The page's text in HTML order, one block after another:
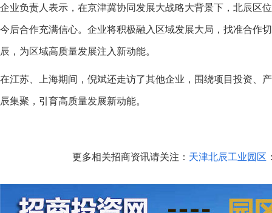
企业负责人表示，在京津冀协同发展大战略大背景下，北辰区
今后合作充满信心。企业将积极融入区域发展大局，找准合作
辰，为区域高质量发展注入新动能。
在江苏、上海期间，倪斌还走访了其他企业，围绕项目投资、
辰集聚，引育高质量发展新动能。
更多相关招商资讯请关注： 天津北辰工业园区